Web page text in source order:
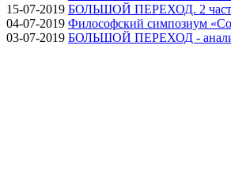
15-07-2019 БОЛЬШОЙ ПЕРЕХОД. 2 часть
04-07-2019 Философский симпозиум
03-07-2019 БОЛЬШОЙ ПЕРЕХОД -